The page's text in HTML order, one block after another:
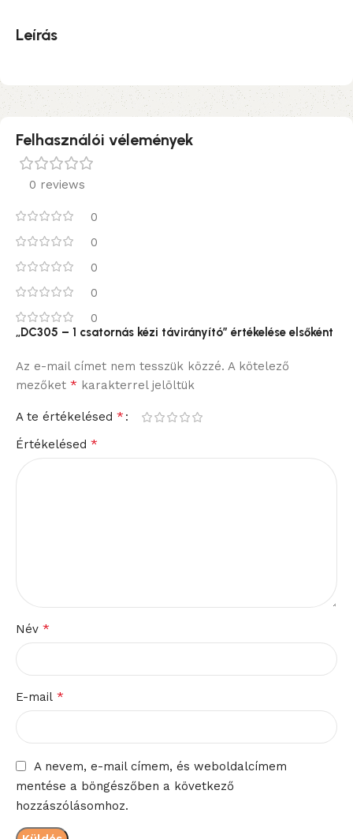
Leírás
Felhasználói vélemények
0 reviews
0
0
0
0
0
„DC305 – 1 csatornás kézi távirányító” értékelése elsőként
Az e-mail címet nem tesszük közzé. A kötelező
mezőket * karakterrel jelöltük
A te értékelésed *
Értékelésed *
Név *
E-mail *
A nevem, e-mail címem, és weboldalcímem
mentése a böngészőben a következő
hozzászólásomhoz.